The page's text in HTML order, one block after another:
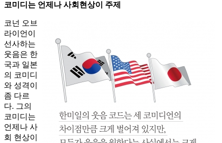
코미디는 언제나 사회현상이 주제
코넌 오브
라이언이
선사하는
웃음은 한
국과 일본
의 코미디
와 성격이
좀 다르
다. 그의
코미디는
언제나 사
회 현상이